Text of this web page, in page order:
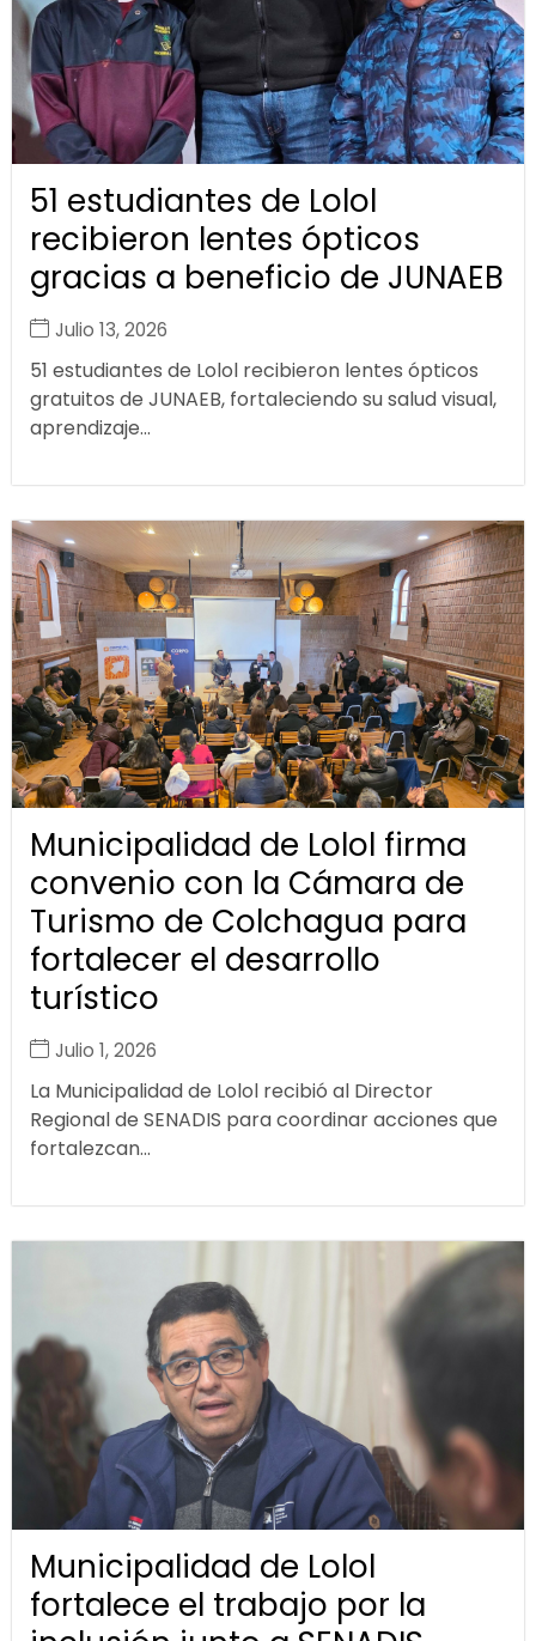
51 estudiantes de Lolol
recibieron lentes ópticos
gracias a beneficio de JUNAEB
Julio 13, 2026
51 estudiantes de Lolol recibieron lentes ópticos
gratuitos de JUNAEB, fortaleciendo su salud visual,
aprendizaje...
Municipalidad de Lolol firma
convenio con la Cámara de
Turismo de Colchagua para
fortalecer el desarrollo
turístico
Julio 1, 2026
La Municipalidad de Lolol recibió al Director
Regional de SENADIS para coordinar acciones que
fortalezcan...
Municipalidad de Lolol
fortalece el trabajo por la